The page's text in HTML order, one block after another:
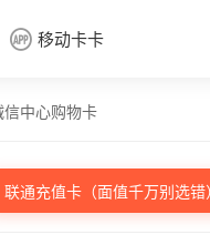
 移动卡卡
中心购物卡
联通充值卡（面值千万别选